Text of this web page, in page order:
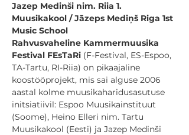
Jazep Medinši nim. Riia 1.
Muusikakool / Jāzeps Mediņš Riga 1st
Music School
Rahvusvaheline Kammermuusika
Festival FEsTaRi (F-Festival, ES-Espoo,
TA-Tartu, RI-Riia) on pikaajaline
koostööprojekt, mis sai alguse 2006
aastal kolme muusikaharidusasutuse
initsiatiivil: Espoo Muusikainstituut
(Soome), Heino Elleri nim. Tartu
Muusikakool (Eesti) ja Jazep Medinši